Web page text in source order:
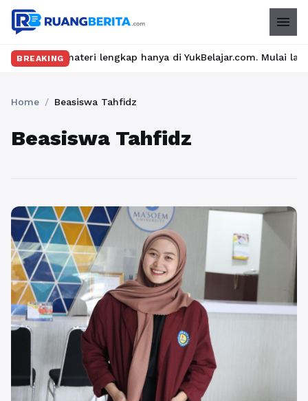
menu
BREAKING
materi lengkap hanya di YukBelajar.com. Mulai langkah
Home / Beasiswa Tahfidz
Beasiswa Tahfidz